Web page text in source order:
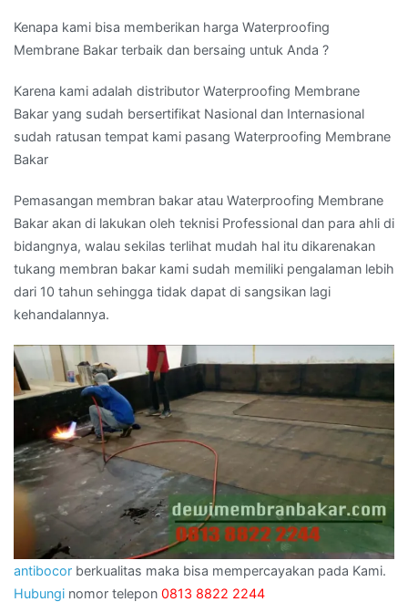
Kenapa kami bisa memberikan harga Waterproofing
Membrane Bakar terbaik dan bersaing untuk Anda ?
Karena kami adalah distributor Waterproofing Membrane
Bakar yang sudah bersertifikat Nasional dan Internasional
sudah ratusan tempat kami pasang Waterproofing Membrane
Bakar
Pemasangan membran bakar atau Waterproofing Membrane
Bakar akan di lakukan oleh teknisi Professional dan para ahli di
bidangnya, walau sekilas terlihat mudah hal itu dikarenakan
tukang membran bakar kami sudah memiliki pengalaman lebih
dari 10 tahun sehingga tidak dapat di sangsikan lagi
kehandalannya.
antibocor berkualitas maka bisa mempercayakan pada Kami.
Hubungi nomor telepon 0813 8822 2244